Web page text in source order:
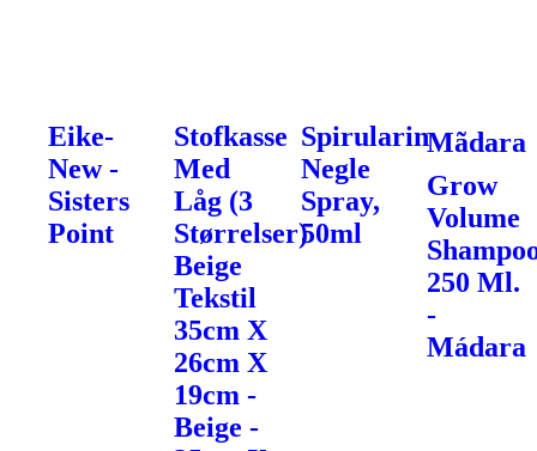
Eike-
New -
Sisters
Point
Stofkasse
Med
Låg (3
Størrelser)
Beige
Tekstil
35cm X
26cm X
19cm -
Beige -
Spirularin
Negle
Spray,
50ml
Mãdara
Grow
Volume
250 Ml.
-
Mádara